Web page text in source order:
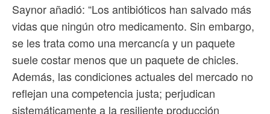
Saynor añadió: “Los antibióticos han salvado más
vidas que ningún otro medicamento. Sin embargo,
se les trata como una mercancía y un paquete
suele costar menos que un paquete de chicles.
Además, las condiciones actuales del mercado no
reflejan una competencia justa; perjudican
sistemáticamente a la resiliente producción